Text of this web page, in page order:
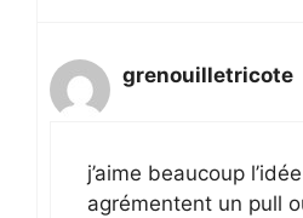
grenouilletricote
j’aime beaucoup
agrémentent un pull